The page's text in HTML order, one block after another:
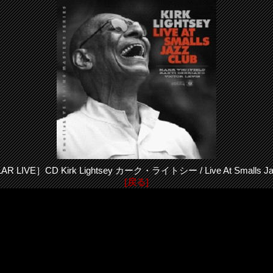
LIVE］CD Kirk Lightsey カーク・ライトシー / Live At Smalls
[戻る]